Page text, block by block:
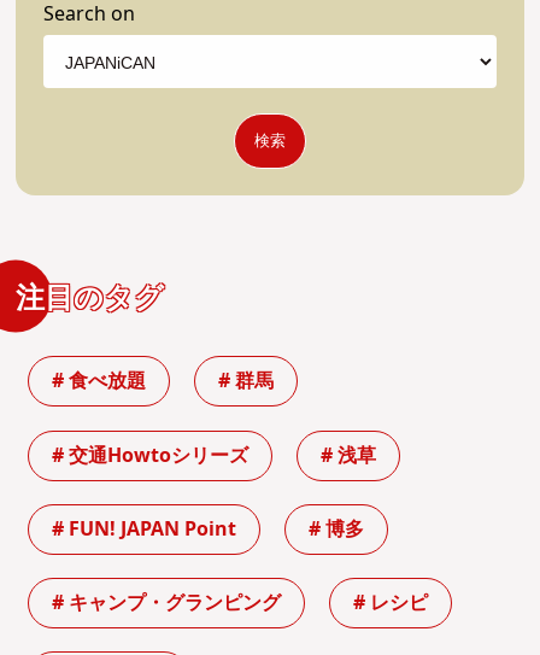
Search on
検索
注目のタグ
# 食べ放題 # 群馬
# 交通Howtoシリーズ # 浅草
# FUN! JAPAN Point # 博多
# キャンプ・グランピング # レシピ